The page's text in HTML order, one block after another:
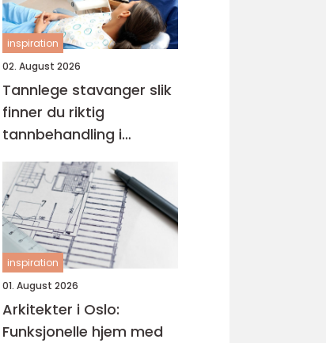
inspiration
02. August 2026
Tannlege stavanger slik
finner du riktig
tannbehandling i
sentrum
inspiration
01. August 2026
Arkitekter i Oslo:
Funksjonelle hjem med